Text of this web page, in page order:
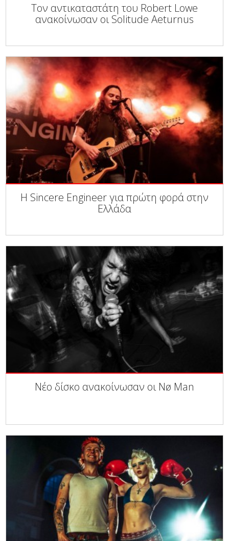
Τον αντικαταστάτη του Robert Lowe
ανακοίνωσαν οι Solitude Aeturnus
Η Sincere Engineer για πρώτη φορά στην
Ελλάδα
Νέο δίσκο ανακοίνωσαν οι Nø Man